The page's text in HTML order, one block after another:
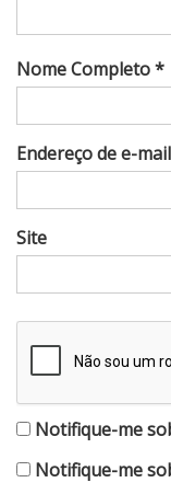
Nome Completo *
Endereço de e-
Site
Notifique-me
Notifique-me